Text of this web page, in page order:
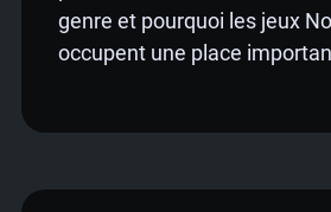
genre et pourquoi les jeux
occupent une place